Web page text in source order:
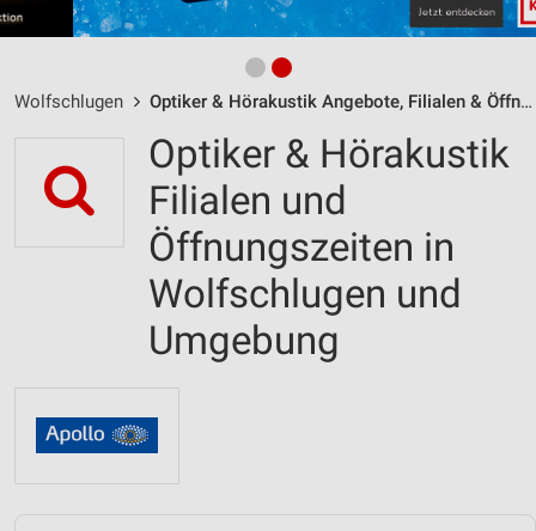
Wolfschlugen Optiker & Hörakustik Angebote, Filialen & Öffnungszeiten
Optiker & Hörakustik
Filialen und
Öffnungszeiten in
Wolfschlugen und
Umgebung